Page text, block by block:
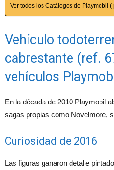
Ver todos los Catálogos de Playmobil (
Vehículo
cabrestante (ref.
vehículos
En la década de 2010 Playmobil
sagas propias como Novelmore,
Curiosidad de 2016
Las figuras ganaron detalle